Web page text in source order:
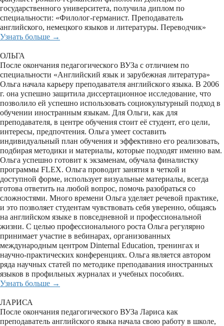
государственного университета, получила диплом по
специальности: «Филолог-германист. Преподаватель
английского, немецкого языков и литературы. Переводчик»
Узнать больше →
ОЛЬГА
После окончания педагогического ВУЗа с отличием по
специальности «Английский язык и зарубежная литература»
Ольга начала карьеру преподавателя английского языка. В 2006
г. она успешно защитила диссертационное исследование, что
позволило ей успешно использовать социокультурный подход в
обучении иностранным языкам. Для Ольги, как для
преподавателя, в центре обучения стоит её студент, его цели,
интересы, предпочтения. Ольга умеет составить
индивидуальный план обучения и эффективно его реализовать,
подбирая методики и материалы, которые подходят именно вам.
Ольга успешно готовит к экзаменам, обучала финалистку
программы FLEX. Ольга проводит занятия в четкой и
доступной форме, использует визуальные материалы, всегда
готова ответить на любой вопрос, помочь разобраться со
сложностями. Много времени Ольга уделяет речевой практике,
и это позволяет студентам чувствовать себя уверенно, общаясь
на английском языке в повседневной и профессиональной
жизни. С целью профессионального роста Ольга регулярно
принимает участие в вебинарах, организованных
международным центром Dinternal Education, тренингах и
научно-практических конференциях. Ольга является автором
ряда научных статей по методике преподавания иностранных
языков в профильных журналах и учебных пособиях.
Узнать больше →
ЛАРИСА
После окончания педагогического ВУЗа Лариса как
преподаватель английского языка начала свою работу в школе,